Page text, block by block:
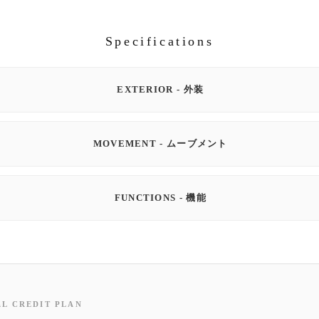
Specifications
EXTERIOR - 外装
MOVEMENT - ムーブメント
FUNCTIONS - 機能
CREDIT PLAN